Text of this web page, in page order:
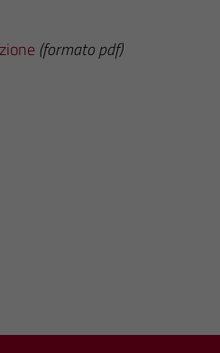
(formato pdf)